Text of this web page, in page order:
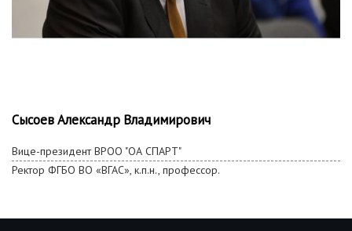
Сысоев Александр Владимирович
Вице-президент ВРОО "ОА СПАРТ"
Ректор ФГБО ВО «ВГАС», к.п.н., профессор.